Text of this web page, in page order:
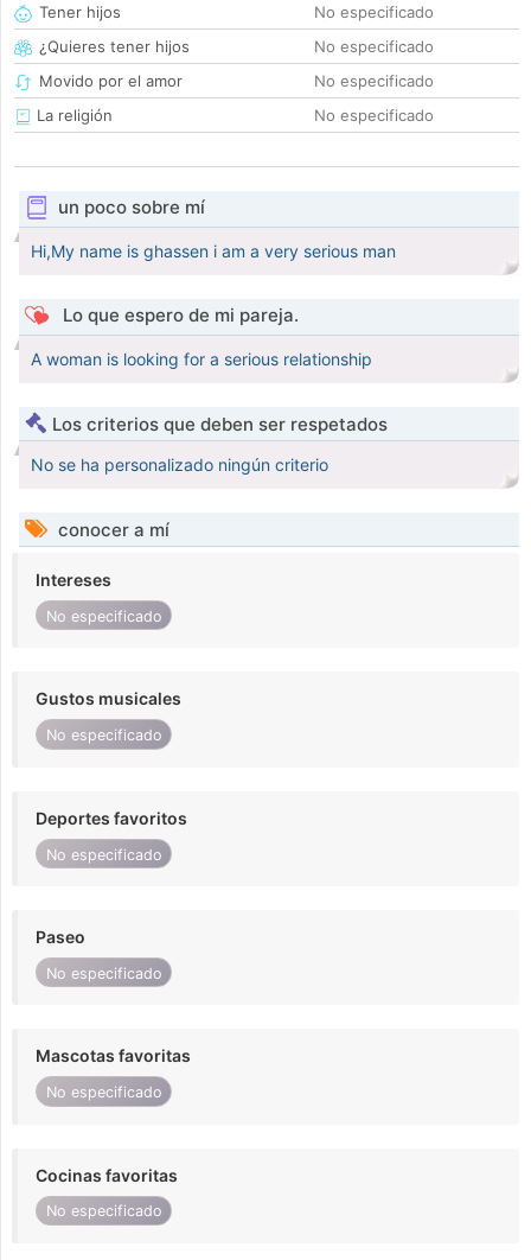
Tener hijos
No especificado
¿Quieres tener hijos
No especificado
Movido por el amor
No especificado
La religión
No especificado
un poco sobre mí
Hi,My name is ghassen i am a very serious man
Lo que espero de mi pareja.
A woman is looking for a serious relationship
Los criterios que deben ser respetados
No se ha personalizado ningún criterio
conocer a mí
Intereses
No especificado
Gustos musicales
No especificado
Deportes favoritos
No especificado
Paseo
No especificado
Mascotas favoritas
No especificado
Cocinas favoritas
No especificado